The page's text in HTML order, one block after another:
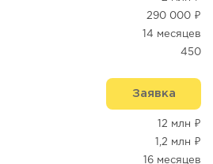
290 000 ₽
14 месяцев
450
Заявка
12 млн ₽
1,2 млн ₽
16 месяцев